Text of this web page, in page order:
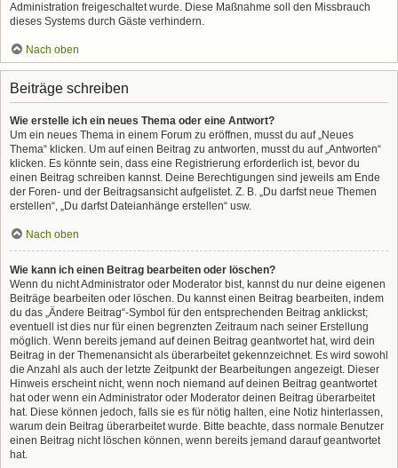
Administration freigeschaltet wurde. Diese Maßnahme soll den Missbrauch
dieses Systems durch Gäste verhindern.
Nach oben
Beiträge schreiben
Wie erstelle ich ein neues Thema oder eine Antwort?
Um ein neues Thema in einem Forum zu eröffnen, musst du auf „Neues
Thema“ klicken. Um auf einen Beitrag zu antworten, musst du auf „Antworten“
klicken. Es könnte sein, dass eine Registrierung erforderlich ist, bevor du
einen Beitrag schreiben kannst. Deine Berechtigungen sind jeweils am Ende
der Foren- und der Beitragsansicht aufgelistet. Z. B. „Du darfst neue Themen
erstellen“, „Du darfst Dateianhänge erstellen“ usw.
Nach oben
Wie kann ich einen Beitrag bearbeiten oder löschen?
Wenn du nicht Administrator oder Moderator bist, kannst du nur deine eigenen
Beiträge bearbeiten oder löschen. Du kannst einen Beitrag bearbeiten, indem
du das „Ändere Beitrag“-Symbol für den entsprechenden Beitrag anklickst;
eventuell ist dies nur für einen begrenzten Zeitraum nach seiner Erstellung
möglich. Wenn bereits jemand auf deinen Beitrag geantwortet hat, wird dein
Beitrag in der Themenansicht als überarbeitet gekennzeichnet. Es wird sowohl
die Anzahl als auch der letzte Zeitpunkt der Bearbeitungen angezeigt. Dieser
Hinweis erscheint nicht, wenn noch niemand auf deinen Beitrag geantwortet
hat oder wenn ein Administrator oder Moderator deinen Beitrag überarbeitet
hat. Diese können jedoch, falls sie es für nötig halten, eine Notiz hinterlassen,
warum dein Beitrag überarbeitet wurde. Bitte beachte, dass normale Benutzer
einen Beitrag nicht löschen können, wenn bereits jemand darauf geantwortet
hat.